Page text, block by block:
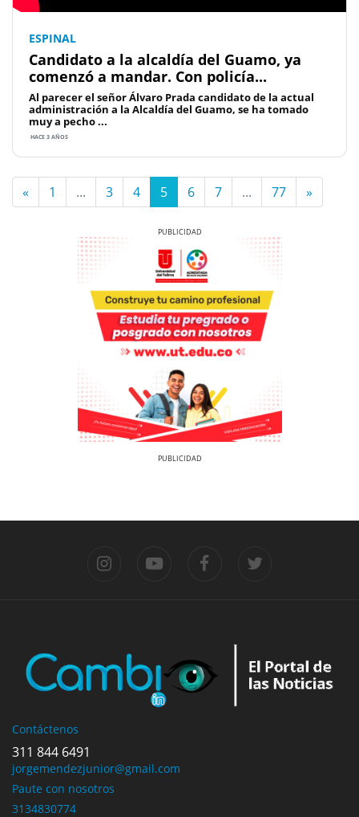
ESPINAL
Candidato a la alcaldía del Guamo, ya
comenzó a mandar. Con policía...
Al parecer el señor Álvaro Prada candidato de la actual
administración a la Alcaldía del Guamo, se ha tomado
muy a pecho ...
HACE 3 AÑOS
« 1 ... 3 4 5 6 7 ... 77 »
Previous
Contáctenos
311 844 6491
jorgemendezjunior@gmail.com
Paute con nosotros
3134830774